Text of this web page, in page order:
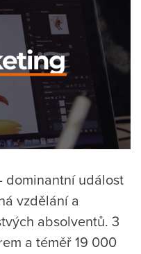
dominantní událost
vzdělání a
absolventů. 3
a téměř 19 000